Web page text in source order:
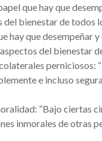
que hay que
bienestar de todos
hay que desempeñar
del bienestar
perniciosos:
e incluso
“Bajo ciertas
inmorales de otras